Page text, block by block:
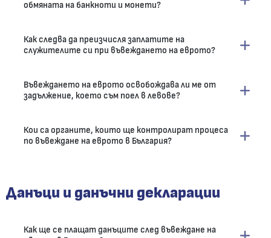
обмяната на банкноти и монети?
Как следва да преизчисля заплатите на
служителите си при въвеждането на еврото?
Въвеждането на еврото освобождава ли ме от
задължение, което съм поел в левове?
Кои са органите, които ще контролират процеса
по въвеждане на еврото в България?
Данъци и данъчни декларации
Как ще се плащат данъците след въвеждане на